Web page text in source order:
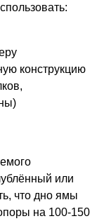
конструкцию
или
что дно ямы
на 100-150